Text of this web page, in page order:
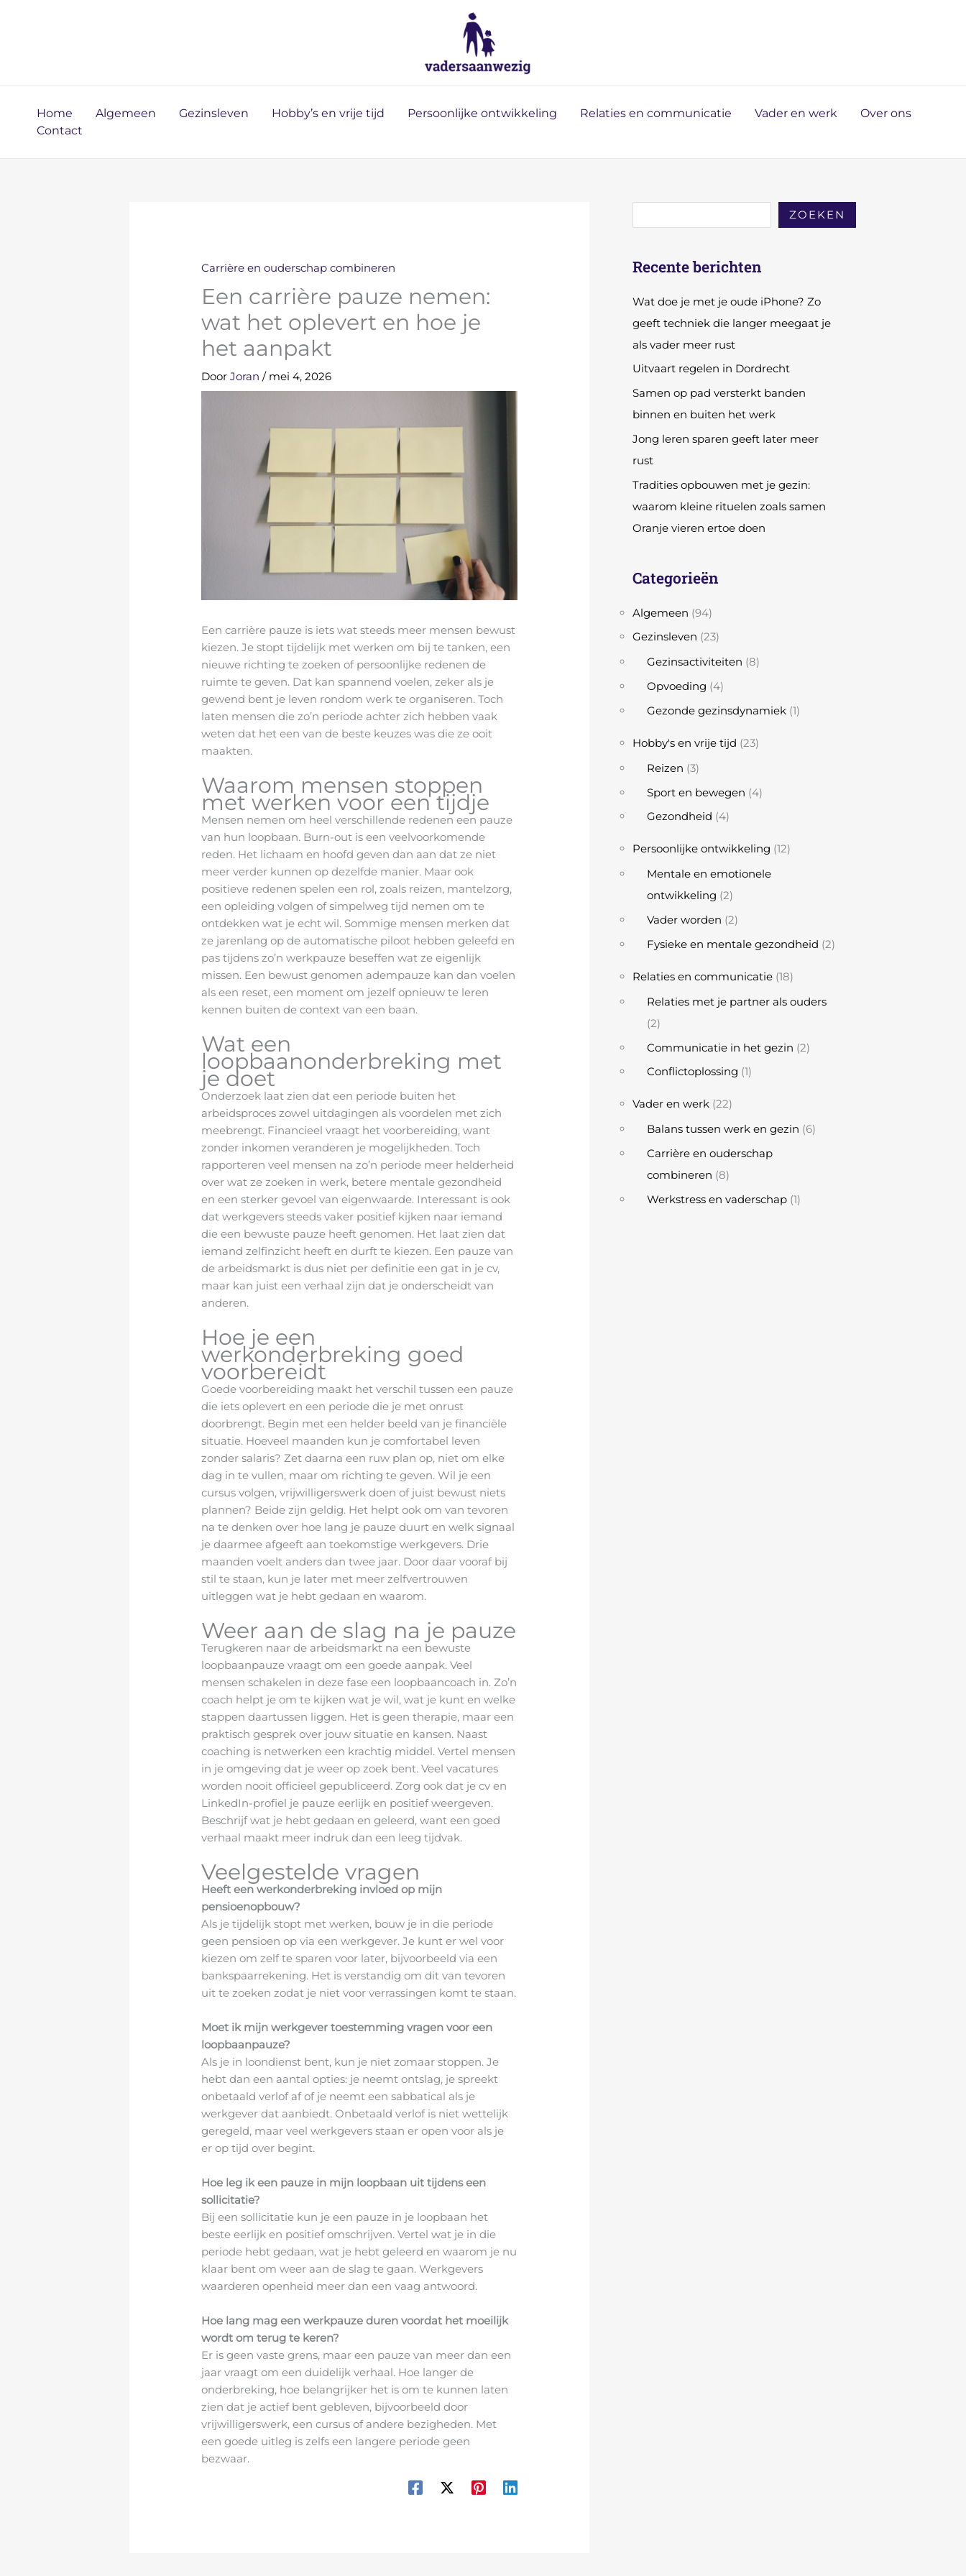
Home Algemeen Gezinsleven Hobby’s en vrije tijd Persoonlijke ontwikkeling Relaties en communicatie Vader en werk
Over ons
Contact
Carrière en ouderschap combineren
Een carrière pauze nemen:
wat het oplevert en hoe je
het aanpakt
DoorJoran/ mei 4, 2026
Een carrière pauze is iets wat steeds meer mensen bewust
kiezen. Je stopt tijdelijk met werken om bij te tanken, een
nieuwe richting te zoeken of persoonlijke redenen de
ruimte te geven. Dat kan spannend voelen, zeker als je
gewend bent je leven rondom werk te organiseren. Toch
laten mensen die zo’n periode achter zich hebben vaak
weten dat het een van de beste keuzes was die ze ooit
maakten.
Waarom mensen stoppen
met werken voor een tijdje
Mensen nemen om heel verschillende redenen een pauze
van hun loopbaan. Burn-out is een veelvoorkomende
reden. Het lichaam en hoofd geven dan aan dat ze niet
meer verder kunnen op dezelfde manier. Maar ook
positieve redenen spelen een rol, zoals reizen, mantelzorg,
een opleiding volgen of simpelweg tijd nemen om te
ontdekken wat je echt wil. Sommige mensen merken dat
ze jarenlang op de automatische piloot hebben geleefd en
pas tijdens zo’n werkpauze beseffen wat ze eigenlijk
missen. Een bewust genomen adempauze kan dan voelen
als een reset, een moment om jezelf opnieuw te leren
kennen buiten de context van een baan.
Wat een
loopbaanonderbreking met
je doet
Onderzoek laat zien dat een periode buiten het
arbeidsproces zowel uitdagingen als voordelen met zich
meebrengt. Financieel vraagt het voorbereiding, want
zonder inkomen veranderen je mogelijkheden. Toch
rapporteren veel mensen na zo’n periode meer helderheid
over wat ze zoeken in werk, betere mentale gezondheid
en een sterker gevoel van eigenwaarde. Interessant is ook
dat werkgevers steeds vaker positief kijken naar iemand
die een bewuste pauze heeft genomen. Het laat zien dat
iemand zelfinzicht heeft en durft te kiezen. Een pauze van
de arbeidsmarkt is dus niet per definitie een gat in je cv,
maar kan juist een verhaal zijn dat je onderscheidt van
anderen.
Hoe je een
werkonderbreking goed
voorbereidt
Goede voorbereiding maakt het verschil tussen een pauze
die iets oplevert en een periode die je met onrust
doorbrengt. Begin met een helder beeld van je financiële
situatie. Hoeveel maanden kun je comfortabel leven
zonder salaris? Zet daarna een ruw plan op, niet om elke
dag in te vullen, maar om richting te geven. Wil je een
cursus volgen, vrijwilligerswerk doen of juist bewust niets
plannen? Beide zijn geldig. Het helpt ook om van tevoren
na te denken over hoe lang je pauze duurt en welk signaal
je daarmee afgeeft aan toekomstige werkgevers. Drie
maanden voelt anders dan twee jaar. Door daar vooraf bij
stil te staan, kun je later met meer zelfvertrouwen
uitleggen wat je hebt gedaan en waarom.
Weer aan de slag na je pauze
Terugkeren naar de arbeidsmarkt na een bewuste
loopbaanpauze vraagt om een goede aanpak. Veel
mensen schakelen in deze fase een loopbaancoach in. Zo’n
coach helpt je om te kijken wat je wil, wat je kunt en welke
stappen daartussen liggen. Het is geen therapie, maar een
praktisch gesprek over jouw situatie en kansen. Naast
coaching is netwerken een krachtig middel. Vertel mensen
in je omgeving dat je weer op zoek bent. Veel vacatures
worden nooit officieel gepubliceerd. Zorg ook dat je cv en
LinkedIn-profiel je pauze eerlijk en positief weergeven.
Beschrijf wat je hebt gedaan en geleerd, want een goed
verhaal maakt meer indruk dan een leeg tijdvak.
Veelgestelde vragen
Heeft een werkonderbreking invloed op mijn
pensioenopbouw?
Als je tijdelijk stopt met werken, bouw je in die periode
geen pensioen op via een werkgever. Je kunt er wel voor
kiezen om zelf te sparen voor later, bijvoorbeeld via een
bankspaarrekening. Het is verstandig om dit van tevoren
uit te zoeken zodat je niet voor verrassingen komt te staan.
Moet ik mijn werkgever toestemming vragen voor een
loopbaanpauze?
Als je in loondienst bent, kun je niet zomaar stoppen. Je
hebt dan een aantal opties: je neemt ontslag, je spreekt
onbetaald verlof af of je neemt een sabbatical als je
werkgever dat aanbiedt. Onbetaald verlof is niet wettelijk
geregeld, maar veel werkgevers staan er open voor als je
er op tijd over begint.
Hoe leg ik een pauze in mijn loopbaan uit tijdens een
sollicitatie?
Bij een sollicitatie kun je een pauze in je loopbaan het
beste eerlijk en positief omschrijven. Vertel wat je in die
periode hebt gedaan, wat je hebt geleerd en waarom je nu
klaar bent om weer aan de slag te gaan. Werkgevers
waarderen openheid meer dan een vaag antwoord.
Hoe lang mag een werkpauze duren voordat het moeilijk
wordt om terug te keren?
Er is geen vaste grens, maar een pauze van meer dan een
jaar vraagt om een duidelijk verhaal. Hoe langer de
onderbreking, hoe belangrijker het is om te kunnen laten
zien dat je actief bent gebleven, bijvoorbeeld door
vrijwilligerswerk, een cursus of andere bezigheden. Met
een goede uitleg is zelfs een langere periode geen
bezwaar.
n
ZOEKEN
Recente berichten
Wat doe je met je oude iPhone? Zo
geeft techniek die langer meegaat je
als vader meer rust
Uitvaart regelen in Dordrecht
Samen op pad versterkt banden
binnen en buiten het werk
Jong leren sparen geeft later meer
rust
Tradities opbouwen met je gezin:
waarom kleine rituelen zoals samen
Oranje vieren ertoe doen
Categorieën
Algemeen (94)
Gezinsleven (23)
Gezinsactiviteiten (8)
Opvoeding (4)
Gezonde gezinsdynamiek(1)
Hobby's en vrije tijd (23)
Reizen (3)
Sport en bewegen (4)
Gezondheid (4)
Persoonlijke ontwikkeling (12)
Mentale en emotionele
ontwikkeling (2)
Vader worden (2)
Fysieke en mentale gezondheid (2)
Relaties en communicatie(18)
Relaties met je partner als ouders
(2)
Communicatie in het gezin (2)
Conflictoplossing (1)
Vader en werk(22)
Balans tussen werk en gezin (6)
Carrière en ouderschap
combineren (8)
Werkstress en vaderschap(1)